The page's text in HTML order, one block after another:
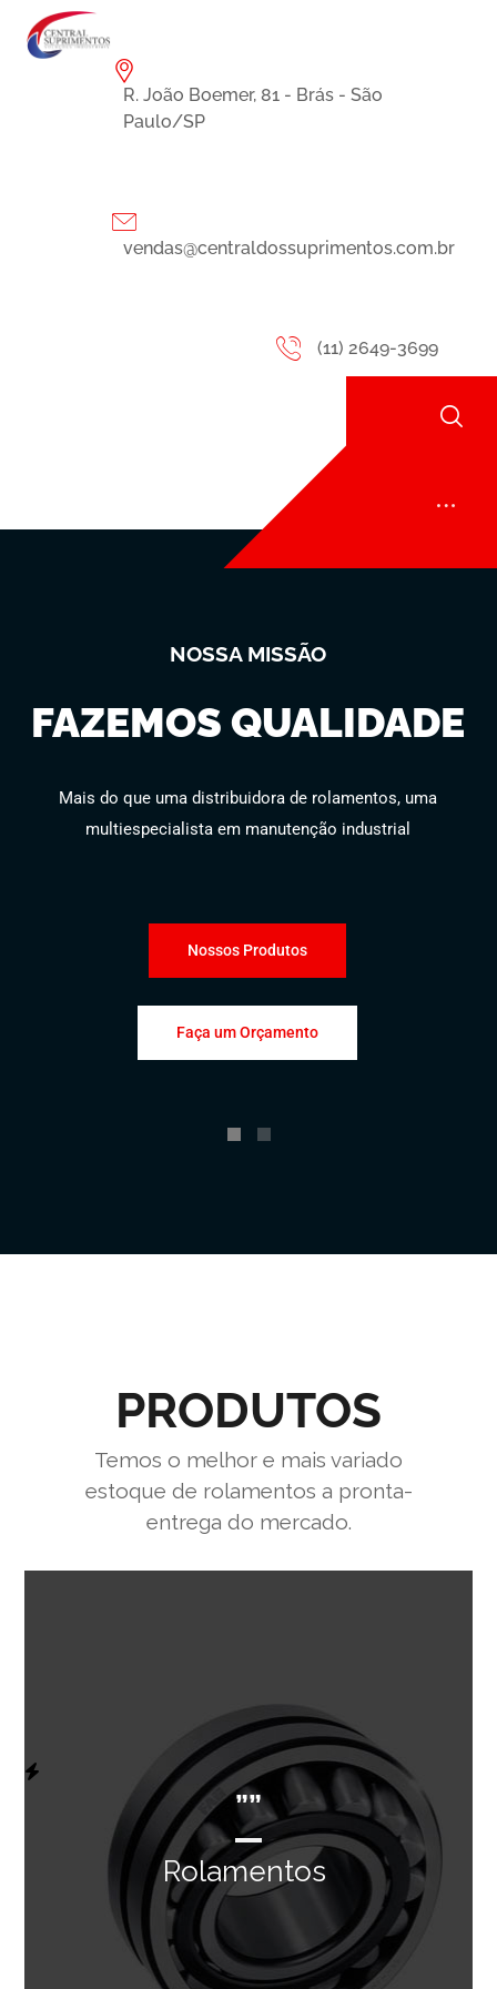
R. João Boemer, 81 - Brás - São
Paulo/SP
vendas@centraldossuprimentos.com.br
(11) 2649-3699
FAZEMOS QUALIDADE
NOSSA MISSÃO
Mais do que uma distribuidora de rolamentos, uma
multiespecialista em manutenção industrial
Nossos Produtos
Faça um Orçamento
PRODUTOS
Temos o melhor e mais variado
estoque de rolamentos a pronta-
entrega do mercado.
””
Rolamentos